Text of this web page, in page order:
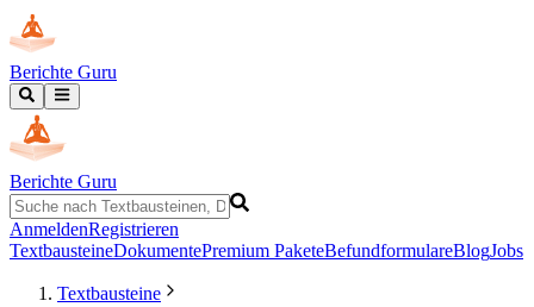
Berichte Guru
Berichte Guru
AnmeldenRegistrieren
TextbausteineDokumentePremium PaketeBefundformulareBlogJobs
Textbausteine